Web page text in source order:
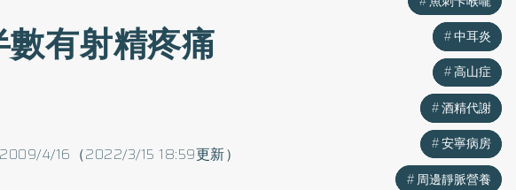
有射精疼痛
2009/4/16（2022/3/15 18:59更新）
中耳炎
高山症
酒精代謝
安寧病房
周邊靜脈營養
中耳炎
高山症
酒精代謝
安寧病房
周邊靜脈營養